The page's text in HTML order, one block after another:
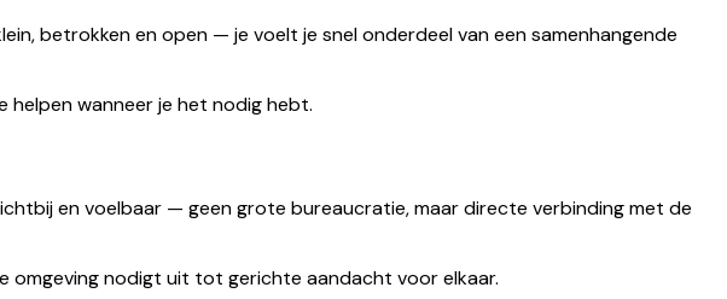
betrokken en open — je voelt je snel onderdeel van een samenhangende
helpen wanneer je het nodig hebt.
en voelbaar — geen grote bureaucratie, maar directe verbinding met de
omgeving nodigt uit tot gerichte aandacht voor elkaar.